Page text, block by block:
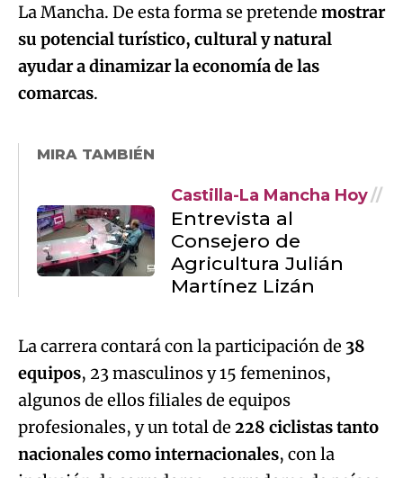
La Mancha. De esta forma se pretende mostrar
su potencial turístico, cultural y natural
ayudar a dinamizar la economía de las
comarcas.
MIRA TAMBIÉN
Castilla-La Mancha Hoy
Entrevista al
Consejero de
Agricultura Julián
Martínez Lizán
La carrera contará con la participación de 38
equipos, 23 masculinos y 15 femeninos,
algunos de ellos filiales de equipos
profesionales, y un total de 228 ciclistas tanto
nacionales como internacionales, con la